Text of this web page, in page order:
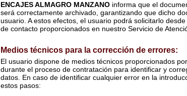
ENCAJES ALMAGRO MANZANO informa que el
será correctamente archivado, garantizando que dicho
usuario. A estos efectos, el usuario podrá solicitarlo
de contacto proporcionados en nuestro Servicio de
Medios técnicos para la corrección de errores:
El usuario dispone de medios técnicos proporcionados por
durante el proceso de contratación para identificar y
datos. En caso de identificar cualquier error en la
estos pasos: